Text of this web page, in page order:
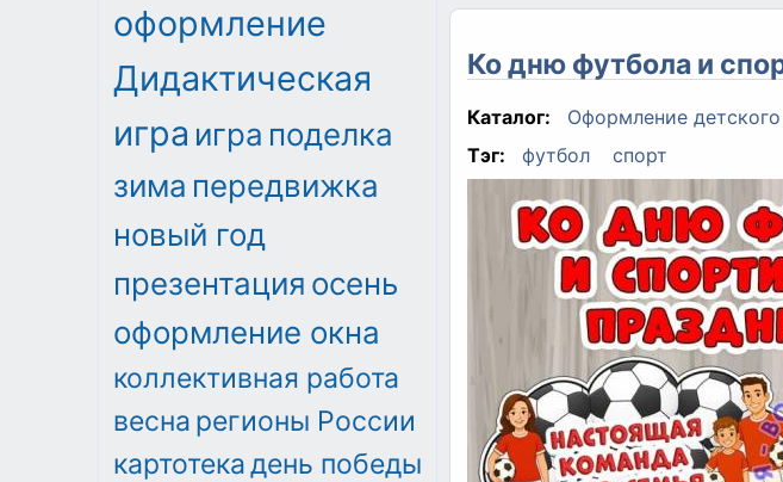
Ко дню футбола и
Каталог:
Оформление
Тэг:
футбол спорт
оформление
Дидактическая
игра игра поделка
зима передвижка
новый год
презентация осень
оформление окна
коллективная работа
весна регионы России
картотекадень победы